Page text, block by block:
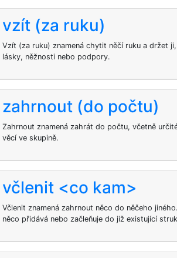
vzít (za ruku)
Vzít (za ruku) znamená chytit něčí ruku a držet
lásky, něžnosti nebo podpory.
zahrnout (do počtu)
Zahrnout znamená zahrát do počtu, včetně
věcí ve skupině.
včlenit <co kam>
Včlenit znamená zahrnout něco do něčeho
něco přidává nebo začleňuje do již existující